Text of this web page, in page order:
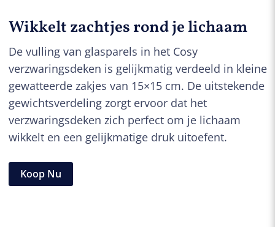
Wikkelt zachtjes rond je lichaam
De vulling van glasparels in het Cosy
verzwaringsdeken is gelijkmatig verdeeld in kleine
gewatteerde zakjes van 15×15 cm. De uitstekende
gewichtsverdeling zorgt ervoor dat het
verzwaringsdeken zich perfect om je lichaam
wikkelt en een gelijkmatige druk uitoefent.
Koop Nu